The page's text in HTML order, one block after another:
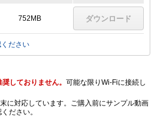
752MB ダウンロード
ださい
しておりません。 可能な限りWi-Fiに接続し
に対応しています。ご購入前にサンプル動画
ださい。